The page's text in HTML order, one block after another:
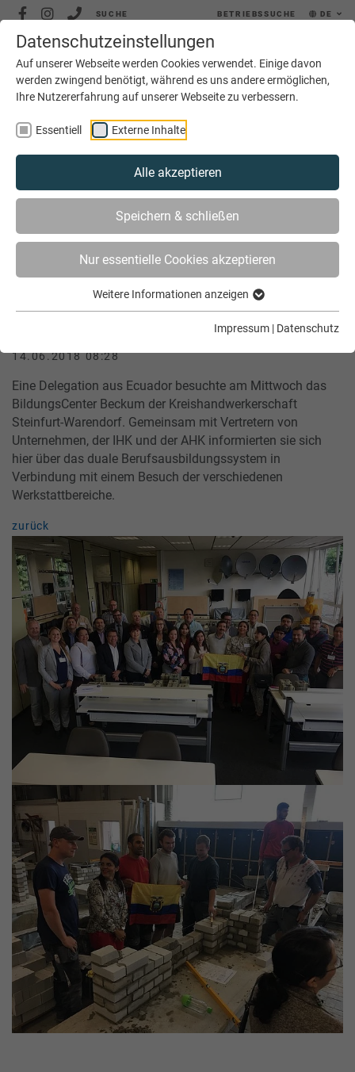
Datenschutzeinstellungen
Auf unserer Webseite werden Cookies verwendet. Einige davon
werden zwingend benötigt, während es uns andere ermöglichen,
Ihre Nutzererfahrung auf unserer Webseite zu verbessern.
Essentiell Externe Inhalte
Alle akzeptieren
Speichern & schließen
Nur essentielle Cookies akzeptieren
Weitere Informationen anzeigen
Impressum | Datenschutz
SUCHE BETRIEBSSUCHE DE
MENÜ
AKTUELLES
DELEGATIONSBESUCH AUS ECUADOR
Delegationsbesuch aus Ecuador
14.06.2018 08:28
Eine Delegation aus Ecuador besuchte am Mittwoch das
BildungsCenter Beckum der Kreishandwerkerschaft
Steinfurt-Warendorf. Gemeinsam mit Vertretern von
Unternehmen, der IHK und der AHK informierten sie sich
hier über das duale Berufsausbildungssystem in
Verbindung mit einem Besuch der verschiedenen
Werkstattbereiche.
zurück